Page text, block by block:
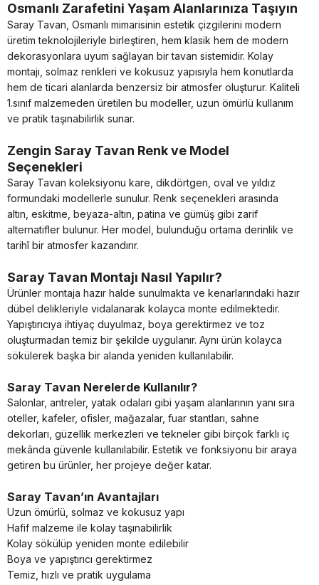
Osmanlı Zarafetini Yaşam Alanlarınıza Taşıyın
Saray Tavan, Osmanlı mimarisinin estetik çizgilerini modern
üretim teknolojileriyle birleştiren, hem klasik hem de modern
dekorasyonlara uyum sağlayan bir tavan sistemidir. Kolay
montajı, solmaz renkleri ve kokusuz yapısıyla hem konutlarda
hem de ticari alanlarda benzersiz bir atmosfer oluşturur. Kaliteli
1.sınıf malzemeden üretilen bu modeller, uzun ömürlü kullanım
ve pratik taşınabilirlik sunar.
Zengin Saray Tavan Renk ve Model
Seçenekleri
Saray Tavan koleksiyonu kare, dikdörtgen, oval ve yıldız
formundaki modellerle sunulur. Renk seçenekleri arasında
altın, eskitme, beyaza-altın, patina ve gümüş gibi zarif
alternatifler bulunur. Her model, bulunduğu ortama derinlik ve
tarihî bir atmosfer kazandırır.
Saray Tavan Montajı Nasıl Yapılır?
Ürünler montaja hazır halde sunulmakta ve kenarlarındaki hazır
dübel delikleriyle vidalanarak kolayca monte edilmektedir.
Yapıştırıcıya ihtiyaç duyulmaz, boya gerektirmez ve toz
oluşturmadan temiz bir şekilde uygulanır. Aynı ürün kolayca
sökülerek başka bir alanda yeniden kullanılabilir.
Saray Tavan Nerelerde Kullanılır?
Salonlar, antreler, yatak odaları gibi yaşam alanlarının yanı sıra
oteller, kafeler, ofisler, mağazalar, fuar stantları, sahne
dekorları, güzellik merkezleri ve tekneler gibi birçok farklı iç
mekânda güvenle kullanılabilir. Estetik ve fonksiyonu bir araya
getiren bu ürünler, her projeye değer katar.
Saray Tavan’ın Avantajları
Uzun ömürlü, solmaz ve kokusuz yapı
Hafif malzeme ile kolay taşınabilirlik
Kolay sökülüp yeniden monte edilebilir
Boya ve yapıştırıcı gerektirmez
Temiz, hızlı ve pratik uygulama